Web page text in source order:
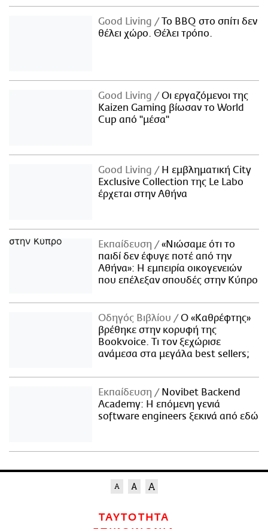
Good Living
Το BBQ στο σπίτι δεν
θέλει χώρο. Θέλει τρόπο.
Good Living
Οι εργαζόμενοι της
Kaizen Gaming βίωσαν το World
Cup από "μέσα"
Good Living
Η εμβληματική City
Exclusive Collection της Le Labo
έρχεται στην Αθήνα
Εκπαίδευση
«Νιώσαμε ότι το
παιδί δεν έφυγε ποτέ από την
Αθήνα»: Η εμπειρία οικογενειών
που επέλεξαν σπουδές στην Κύπρο
Οδηγός Βιβλίου
Ο «Καθρέφτης»
βρέθηκε στην κορυφή της
Bookvoice. Τι τον ξεχώρισε
ανάμεσα στα μεγάλα best sellers;
Εκπαίδευση
Novibet Backend
Academy: Η επόμενη γενιά
software engineers ξεκινά από εδώ
ΤΑΥΤΟΤΗΤΑ